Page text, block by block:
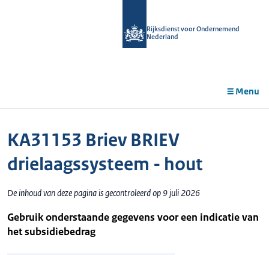
Rijksdienst voor Ondernemend
Nederland
Menu
KA31153 Briev BRIEV
drielaagssysteem - hout
De inhoud van deze pagina is gecontroleerd op 9 juli 2026
Gebruik onderstaande gegevens voor een indicatie van
het subsidiebedrag